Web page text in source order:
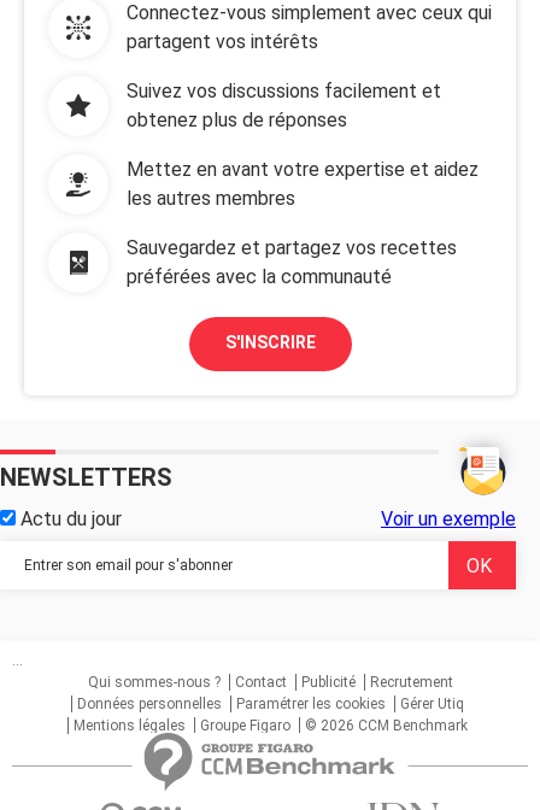
Connectez-vous simplement avec ceux qui
partagent vos intérêts
Suivez vos discussions facilement et
obtenez plus de réponses
Mettez en avant votre expertise et aidez
les autres membres
Sauvegardez et partagez vos recettes
préférées avec la communauté
S'INSCRIRE
NEWSLETTERS
Actu du jour Voir un exemple
...
Qui sommes-nous ?
Contact Publicité
Recrutement
Données personnelles
Paramétrer les cookies
Gérer Utiq
Mentions légales
Groupe Figaro © 2026 CCM Benchmark